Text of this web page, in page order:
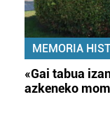
MEMORIA
«Gai tabua
azkeneko